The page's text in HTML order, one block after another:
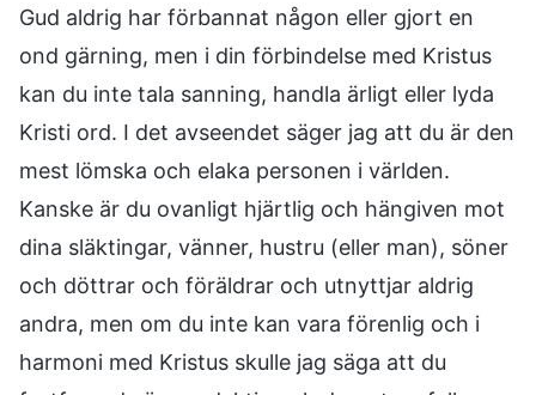
Gud aldrig har förbannat någon eller gjort en
ond gärning, men i din förbindelse med Kristus
kan du inte tala sanning, handla ärligt eller lyda
Kristi ord. I det avseendet säger jag att du är den
mest lömska och elaka personen i världen.
Kanske är du ovanligt hjärtlig och hängiven mot
dina släktingar, vänner, hustru (eller man), söner
och döttrar och föräldrar och utnyttjar aldrig
andra, men om du inte kan vara förenlig och i
harmoni med Kristus skulle jag säga att du